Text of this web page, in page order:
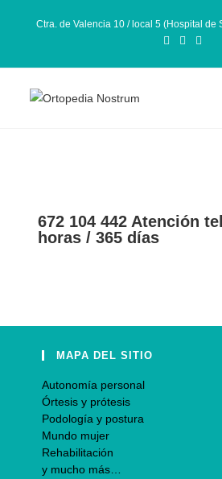
Ctra. de Valencia 10 / local 5 (Hospital de
672 104 442 Atención
horas / 365 días
MAPA DEL SITIO
Autonomía personal
Órtesis y prótesis
Podología y postura
Mundo mujer
Rehabilitación
y mucho más…